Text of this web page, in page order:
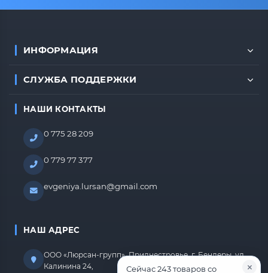
ИНФОРМАЦИЯ
СЛУЖБА ПОДДЕРЖКИ
НАШИ КОНТАКТЫ
0 775 28 209
0 779 77 377
evgeniya.lursan@gmail.com
НАШ АДРЕС
ООО «Люрсан-групп», Приднестровье, г. Бендеры, ул.
Калинина 24,
Сейчас 243 товаров со